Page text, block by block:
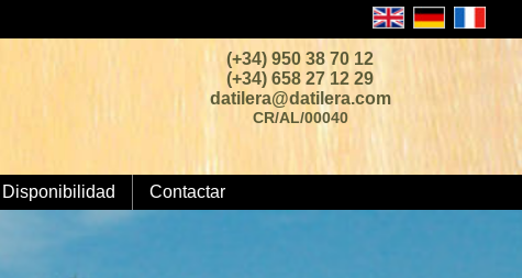
(+34) 950 38 70 12
(+34) 658 27 12 29
datilera@datilera.com
CR/AL/00040
Disponibilidad Contactar